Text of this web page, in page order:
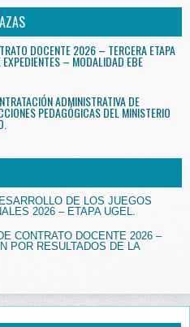
DOCENTE 2026 – TERCERA ETAPA
– MODALIDAD EBE
ADMINISTRATIVA DE
PEDAGÓGICAS DEL MINISTERIO
DE LOS JUEGOS
2026 – ETAPA UGEL.
CONTRATO DOCENTE 2026 –
POR RESULTADOS DE LA